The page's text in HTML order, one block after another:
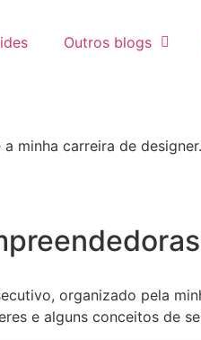
Outros blogs
minha carreira de designer.
organizado pela
e alguns conceitos de